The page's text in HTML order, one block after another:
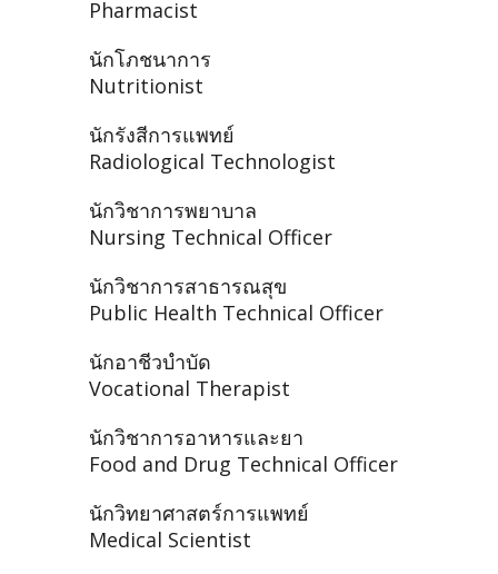
Pharmacist
นักโภชนาการ
Nutritionist
นักรังสีการแพทย์
Radiological Technologist
นักวิชาการพยาบาล
Nursing Technical Officer
นักวิชาการสาธารณสุข
Public Health Technical Officer
นักอาชีวบำบัด
Vocational Therapist
นักวิชาการอาหารและยา
Food and Drug Technical Officer
นักวิทยาศาสตร์การแพทย์
Medical Scientist